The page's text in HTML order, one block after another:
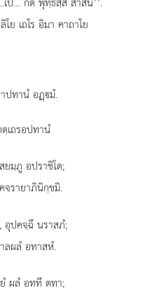
ย เถโร อิมา คาถาโย
ปทานํ อฏฺมํ.
เถรอปทานํ
ยมฺภู อปราชิโต;
จรายาภินิกฺขมิ.
อุปคจฺฉึ นราสภํ;
ลผลํ อทาสหํ.
ยํ ผลํ อททึ ตทา;